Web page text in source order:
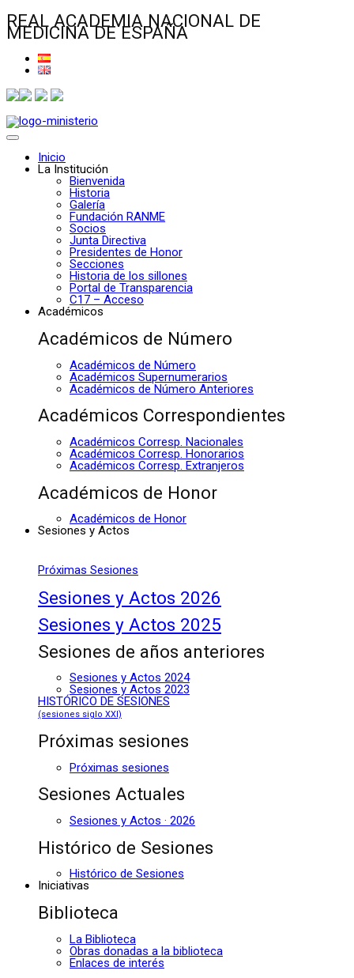
REAL ACADEMIA NACIONAL DE
MEDICINA DE ESPAÑA
Inicio
La Institución
Bienvenida
Historia
Galería
Fundación RANME
Socios
Junta Directiva
Presidentes de Honor
Secciones
Historia de los sillones
Portal de Transparencia
C17 – Acceso
Académicos
Académicos de Número
Académicos de Número
Académicos Supernumerarios
Académicos de Número Anteriores
Académicos Correspondientes
Académicos Corresp. Nacionales
Académicos Corresp. Honorarios
Académicos Corresp. Extranjeros
Académicos de Honor
Académicos de Honor
Sesiones y Actos
Próximas Sesiones
Sesiones y Actos 2026
Sesiones y Actos 2025
Sesiones de años anteriores
Sesiones y Actos 2024
Sesiones y Actos 2023
HISTÓRICO DE SESIONES
(sesiones siglo XXI)
Próximas sesiones
Próximas sesiones
Sesiones Actuales
Sesiones y Actos · 2026
Histórico de Sesiones
Histórico de Sesiones
Iniciativas
Biblioteca
La Biblioteca
Obras donadas a la biblioteca
Enlaces de interés